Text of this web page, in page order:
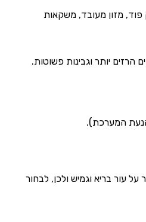
פוד, מזון מעובד, משקאות
הרזים יותר וגבינות פשוטות.
המערכת).
על עור בריא וגמיש ולכן, לבחור